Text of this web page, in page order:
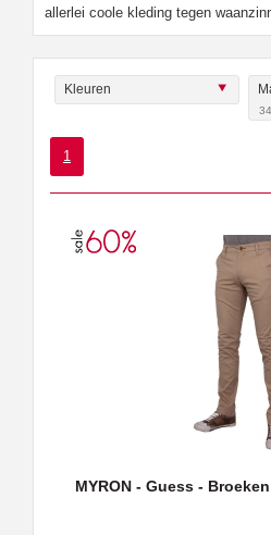
allerlei coole kleding tegen
Kleuren
34
1
MYRON - Guess -